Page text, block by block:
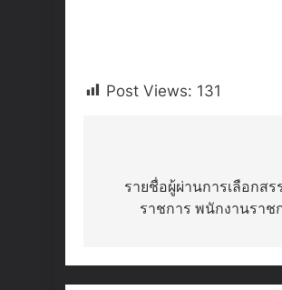
Post Views: 131
navigation
รายชื่อผู้ผ่านการเลือกส
ราชการ พนักงานราช